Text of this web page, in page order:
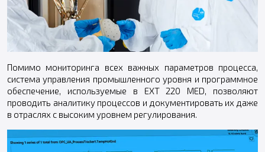
Помимо мониторинга всех важных параметров процесса,
система управления промышленного уровня и программное
обеспечение, используемые в EXT 220 MED, позволяют
проводить аналитику процессов и документировать их даже
в отраслях с высоким уровнем регулирования.